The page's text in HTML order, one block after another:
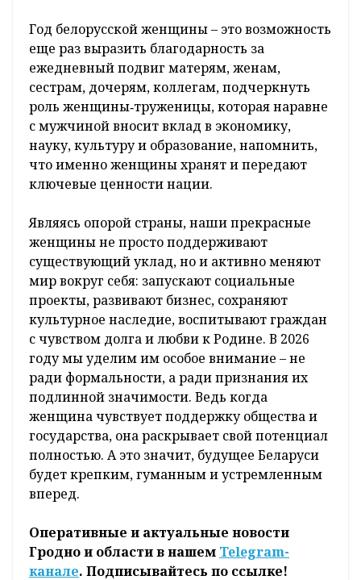
Год белорусской женщины – это возможность
еще раз выразить благодарность за
ежедневный подвиг матерям, женам,
сестрам, дочерям, коллегам, подчеркнуть
роль женщины‑труженицы, которая наравне
с мужчиной вносит вклад в экономику,
науку, культуру и образование, напомнить,
что именно женщины хранят и передают
ключевые ценности нации.
Являясь опорой страны, наши прекрасные
женщины не просто поддерживают
существующий уклад, но и активно меняют
мир вокруг себя: запускают социальные
проекты, развивают бизнес, сохраняют
культурное наследие, воспитывают граждан
с чувством долга и любви к Родине. В 2026
году мы уделим им особое внимание – не
ради формальности, а ради признания их
подлинной значимости. Ведь когда
женщина чувствует поддержку общества и
государства, она раскрывает свой потенциал
полностью. А это значит, будущее Беларуси
будет крепким, гуманным и устремленным
вперед.
Оперативные и актуальные новости
Гродно и области в нашем Telegram-
канале. Подписывайтесь по ссылке!